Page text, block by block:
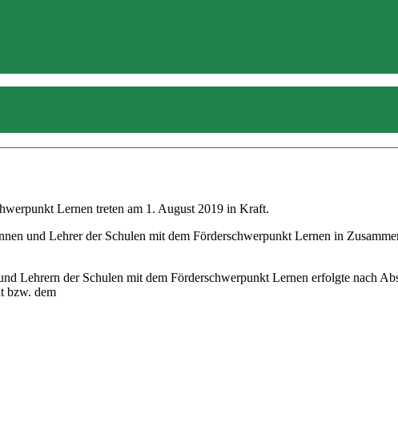
Lernen treten am 1. August 2019 in Kraft.
und Lehrer der Schulen mit dem Förderschwerpunkt Lernen in
Lehrern der Schulen mit dem Förderschwerpunkt Lernen erfolgte nach
bzw. dem